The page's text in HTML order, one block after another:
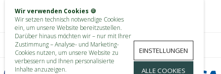
Wir verwenden Cookies 🍪
Wir setzen technisch notwendige Cookies
ein, um unsere Website bereitzustellen.
Darüber hinaus möchten wir – nur mit Ihrer
Zustimmung – Analyse- und Marketing-
Cookies nutzen, um unsere Website zu
verbessern und Ihnen personalisierte
Inhalte anzuzeigen.
EINSTELLUNGEN
ALLE COOKIES
MEIN KONTO